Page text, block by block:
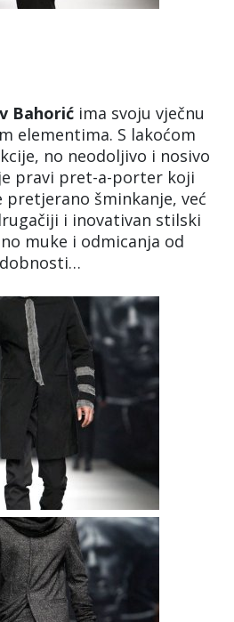
Bahorićima svoju vječnu
elementima. S lakoćom
no neodoljivo i nosivo
pravi pret-a-porter koji
pretjerano šminkanje, već
i inovativan stilski
muke i odmicanja od